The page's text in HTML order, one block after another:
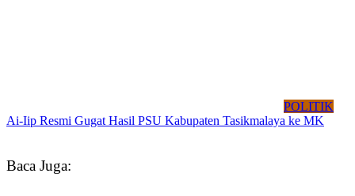
POLITIK
Ai-Iip Resmi Gugat Hasil PSU Kabupaten Tasikmalaya ke MK
Baca Juga: